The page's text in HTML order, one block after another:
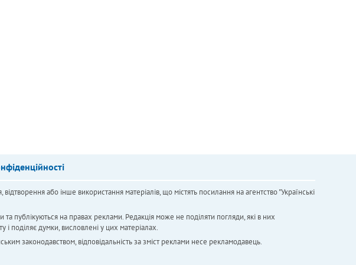
або інше використання матеріалів, що містять посилання на агентство "Українськi
публікуються на правах реклами. Редакція може не поділяти погляди, які в них
поділяє думки, висловлені у цих матеріалах.
законодавством, відповідальність за зміст реклами несе рекламодавець.